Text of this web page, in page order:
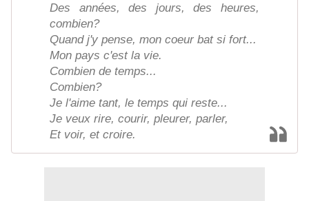
Des années, des jours, des heures,
combien?
Quand j'y pense, mon coeur bat si fort...
Mon pays c'est la vie.
Combien de temps...
Combien?
Je l'aime tant, le temps qui reste...
Je veux rire, courir, pleurer, parler,
Et voir, et croire.